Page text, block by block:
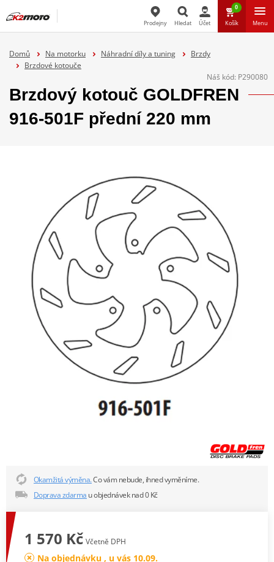
Prodejny Hledat Účet
0
Košík Menu
Domů Na motorku Náhradní díly a tuning
Brzdy
Brzdové kotouče
Náš kód: P290080
Brzdový kotouč GOLDFREN
916-501F přední 220 mm
Okamžitá výměna.Co vám nebude, ihned vyměníme.
Doprava zdarma u objednávek nad 0 Kč
1 570 Kč Včetně DPH
Na objednávku , u vás 10.09.